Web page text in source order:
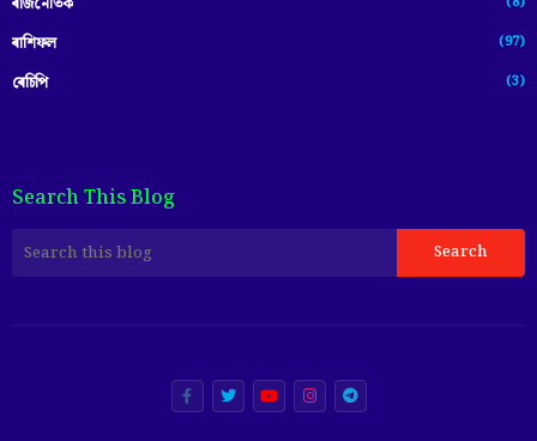
ৰাশিফল (97)
ৰেচিপি (3)
Search This Blog